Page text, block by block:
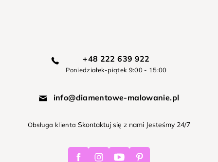
+48 222 639 922
Poniedziałek-piątek 9:00 - 15:00
info@diamentowe-malowanie.pl
Obsługa klienta Skontaktuj się z nami Jesteśmy 24/7
FacebookInstagramYoutube Pinterest